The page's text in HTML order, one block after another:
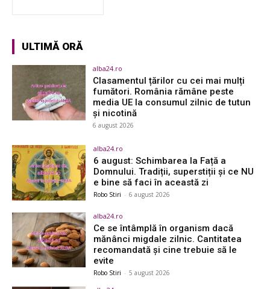
ULTIMĂ ORĂ
alba24.ro
Clasamentul țărilor cu cei mai mulți
fumători. România rămâne peste
media UE la consumul zilnic de tutun
și nicotină
6 august 2026
alba24.ro
6 august: Schimbarea la Față a
Domnului. Tradiții, superstiții și ce NU
e bine să faci în această zi
Robo Stiri - 6 august 2026
alba24.ro
Ce se întâmplă în organism dacă
mănânci migdale zilnic. Cantitatea
recomandată și cine trebuie să le
evite
Robo Stiri - 5 august 2026